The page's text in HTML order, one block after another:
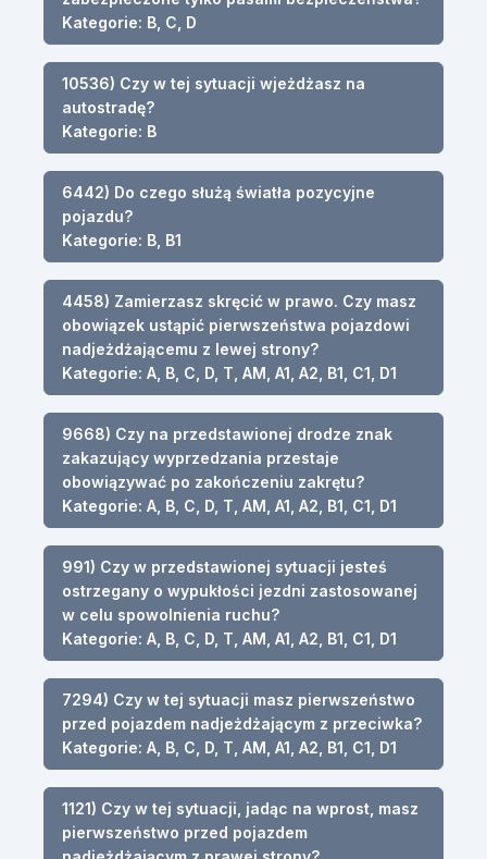
Kategorie: B, C, D
10536) Czy w tej sytuacji wjeżdżasz na
autostradę?
Kategorie: B
6442) Do czego służą światła pozycyjne
pojazdu?
Kategorie: B, B1
4458) Zamierzasz skręcić w prawo. Czy masz
obowiązek ustąpić pierwszeństwa pojazdowi
nadjeżdżającemu z lewej strony?
Kategorie: A, B, C, D, T, AM, A1, A2, B1, C1, D1
9668) Czy na przedstawionej drodze znak
zakazujący wyprzedzania przestaje
obowiązywać po zakończeniu zakrętu?
Kategorie: A, B, C, D, T, AM, A1, A2, B1, C1, D1
991) Czy w przedstawionej sytuacji jesteś
ostrzegany o wypukłości jezdni zastosowanej
w celu spowolnienia ruchu?
Kategorie: A, B, C, D, T, AM, A1, A2, B1, C1, D1
7294) Czy w tej sytuacji masz pierwszeństwo
przed pojazdem nadjeżdżającym z przeciwka?
Kategorie: A, B, C, D, T, AM, A1, A2, B1, C1, D1
1121) Czy w tej sytuacji, jadąc na wprost, masz
pierwszeństwo przed pojazdem